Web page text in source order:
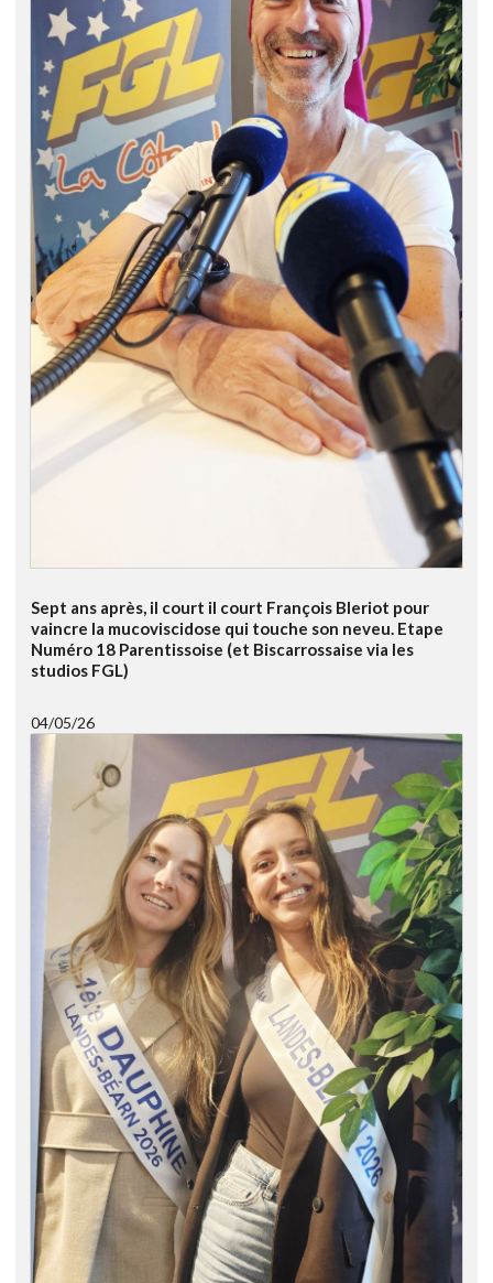
Sept ans après, il court il court François Bleriot pour
vaincre la mucoviscidose qui touche son neveu. Etape
Numéro 18 Parentissoise (et Biscarrossaise via les
studios FGL)
04/05/26